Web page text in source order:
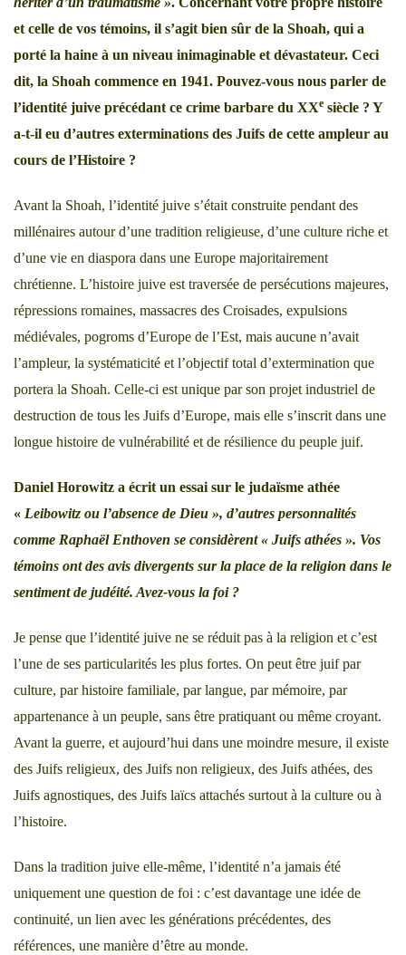
et celle de vos témoins, il s’agit bien sûr de la Shoah, qui a
porté la haine à un niveau inimaginable et dévastateur. Ceci
dit, la Shoah commence en 1941. Pouvez-vous nous parler de
l’identité juive précédant ce crime barbare du XXe siècle ? Y
a-t-il eu d’autres exterminations des Juifs de cette ampleur au
cours de l’Histoire ?
Avant la Shoah, l’identité juive s’était construite pendant des
millénaires autour d’une tradition religieuse, d’une culture riche et
d’une vie en diaspora dans une Europe majoritairement
chrétienne. L’histoire juive est traversée de persécutions majeures,
répressions romaines, massacres des Croisades, expulsions
médiévales, pogroms d’Europe de l’Est, mais aucune n’avait
l’ampleur, la systématicité et l’objectif total d’extermination que
portera la Shoah. Celle-ci est unique par son projet industriel de
destruction de tous les Juifs d’Europe, mais elle s’inscrit dans une
longue histoire de vulnérabilité et de résilience du peuple juif.
Daniel Horowitz a écrit un essai sur le judaïsme athée
« Leibowitz ou l’absence de Dieu », d’autres personnalités
comme Raphaël Enthoven se considèrent« Juifs athées ». Vos
témoins ont des avis divergents sur la place de la religion dans le
sentiment de judéité. Avez-vous la foi ?
Je pense que l’identité juive ne se réduit pas à la religion et c’est
l’une de ses particularités les plus fortes. On peut être juif par
culture, par histoire familiale, par langue, par mémoire, par
appartenance à un peuple, sans être pratiquant ou même croyant.
Avant la guerre, et aujourd’hui dans une moindre mesure, il existe
des Juifs religieux, des Juifs non religieux, des Juifs athées, des
Juifs agnostiques, des Juifs laïcs attachés surtout à la culture ou à
l’histoire.
Dans la tradition juive elle-même, l’identité n’a jamais été
uniquement une question de foi : c’est davantage une idée de
continuité, un lien avec les générations précédentes, des
références, une manière d’être au monde.